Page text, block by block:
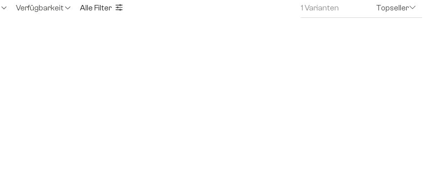
Verfügbarkeit Alle Filter 1 Varianten Topseller